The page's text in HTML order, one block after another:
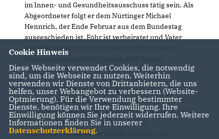
im Innen- und Gesundheitsausschuss tätig sein. Als
Abgeordneter folgt er dem Nürtinger Michael
Hennrich, der Ende Februar aus dem Bundestag
ausgeschieden ist. Föhr ist verheiratet und Vater
von drei Kindern. Er arbeitete zuletzt als Leiter
Württemberg.
Ich werde ein Kämpfer für die Interessen meiner
Heimat sein und Wert auf hohe Präsenz in den
Städten und Gemeinden im Wahlkreis legen. Durch
mein langjähriges Engagement in der
Kommunalpolitik kenne ich die Stärken und
Cookie Hinweis
Diese Webseite verwendet Cookies, die notwendig
sind, um die Webseite zu nutzen. Weiterhin
verwenden wir Dienste von Drittanbietern, die uns
helfen, unser Webangebot zu verbessern (Website-
Optmierung). Für die Verwendung bestimmter
Dienste, benötigen wir Ihre Einwilligung. Ihre
Einwilligung können Sie jederzeit widerrufen. Weitere
Informationen finden Sie in unserer
Datenschutzerklärung.